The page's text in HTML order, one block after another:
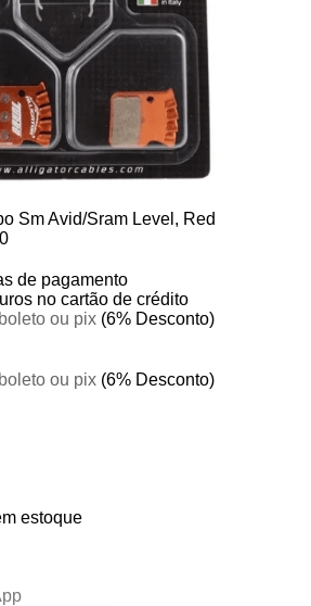
Sm Avid/Sram Level, Red
de pagamento
no cartão de crédito
ou pix (6% Desconto)
ou pix (6% Desconto)
estoque